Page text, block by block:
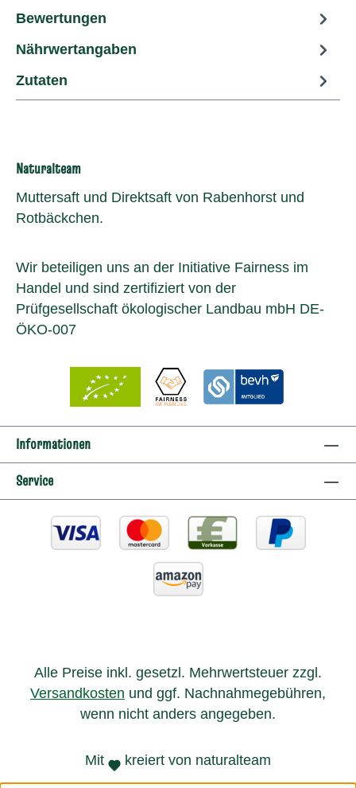
Bewertungen
Nährwertangaben
Zutaten
Naturalteam
Muttersaft und Direktsaft von Rabenhorst und
Rotbäckchen.
Wir beteiligen uns an der Initiative Fairness im
Handel und sind zertifiziert von der
Prüfgesellschaft ökologischer Landbau mbH DE-
ÖKO-007
Informationen
Service
Alle Preise inkl. gesetzl. Mehrwertsteuer zzgl.
Versandkosten und ggf. Nachnahmegebühren,
wenn nicht anders angegeben.
Mit kreiert von naturalteam